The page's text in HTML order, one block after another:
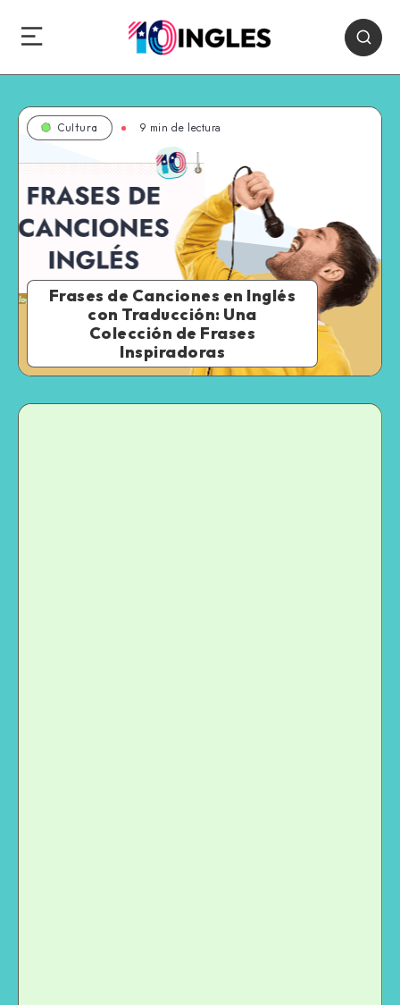
Cultura 9 min de lectura
Frases de Canciones en Inglés
con Traducción: Una
Colección de Frases
Inspiradoras